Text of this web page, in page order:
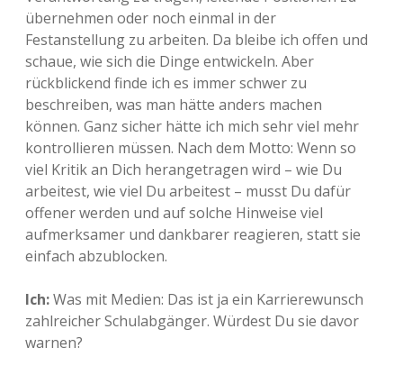
übernehmen oder noch einmal in der
Festanstellung zu arbeiten. Da bleibe ich offen und
schaue, wie sich die Dinge entwickeln. Aber
rückblickend finde ich es immer schwer zu
beschreiben, was man hätte anders machen
können. Ganz sicher hätte ich mich sehr viel mehr
kontrollieren müssen. Nach dem Motto: Wenn so
viel Kritik an Dich herangetragen wird – wie Du
arbeitest, wie viel Du arbeitest – musst Du dafür
offener werden und auf solche Hinweise viel
aufmerksamer und dankbarer reagieren, statt sie
einfach abzublocken.
Ich:Was mit Medien: Das ist ja ein Karrierewunsch
zahlreicher Schulabgänger. Würdest Du sie davor
warnen?